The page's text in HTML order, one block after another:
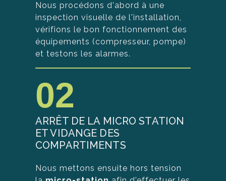
Nous procédons d'abord à une
inspection visuelle de l'installation,
vérifions le bon fonctionnement des
équipements (compresseur, pompe)
et testons les alarmes.
02
ARRÊT DE LA MICRO STATION
ET VIDANGE DES
COMPARTIMENTS
Nous mettons ensuite hors tension